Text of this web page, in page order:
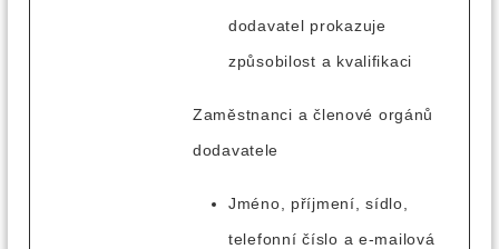
dodavatel prokazuje
způsobilost a kvalifikaci
Zaměstnanci a členové orgánů
dodavatele
Jméno, příjmení, sídlo,
telefonní číslo a e-mailová